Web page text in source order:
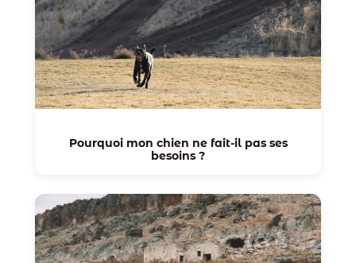
Pourquoi mon chien ne fait-il pas ses
besoins ?